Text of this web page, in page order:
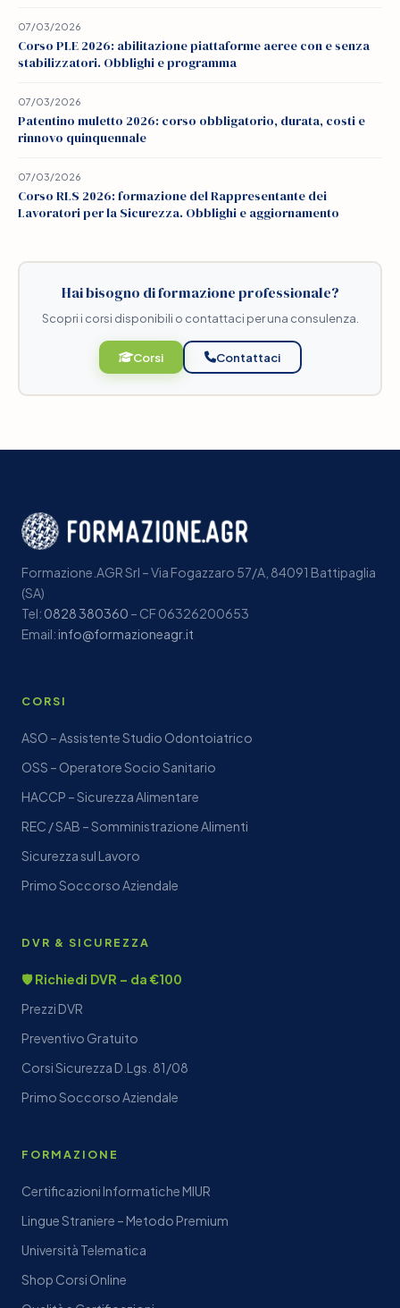
07/03/2026
Corso PLE 2026: abilitazione piattaforme aeree con e senza
stabilizzatori. Obblighi e programma
07/03/2026
Patentino muletto 2026: corso obbligatorio, durata, costi e
rinnovo quinquennale
07/03/2026
Corso RLS 2026: formazione del Rappresentante dei
Lavoratori per la Sicurezza. Obblighi e aggiornamento
Hai bisogno di formazione professionale?
Scopri i corsi disponibili o contattaci per una consulenza.
Corsi Contattaci
Formazione.AGR Srl – Via Fogazzaro 57/A, 84091 Battipaglia
(SA)
Tel: 0828 380360 – CF 06326200653
Email: info@formazioneagr.it
CORSI
ASO – Assistente Studio Odontoiatrico
OSS – Operatore Socio Sanitario
HACCP – Sicurezza Alimentare
REC / SAB – Somministrazione Alimenti
Sicurezza sul Lavoro
Primo Soccorso Aziendale
DVR & SICUREZZA
🛡️ Richiedi DVR – da €100
Prezzi DVR
Preventivo Gratuito
Corsi Sicurezza D.Lgs. 81/08
Primo Soccorso Aziendale
FORMAZIONE
Certificazioni Informatiche MIUR
Lingue Straniere – Metodo Premium
Università Telematica
Shop Corsi Online